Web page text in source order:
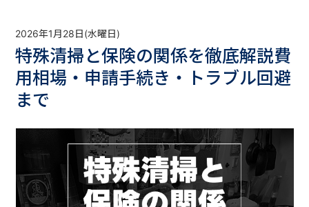
2026年1月28日(水曜日)
特殊清掃と保険の関係を徹底解説費
用相場・申請手続き・トラブル回避
まで